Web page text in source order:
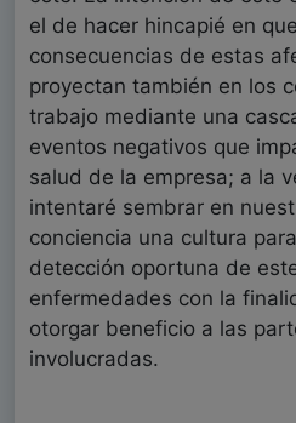
el de hacer hincapié en
consecuencias de estas
proyectan también en los
trabajo mediante una
eventos negativos que
salud de la empresa; a la
intentaré sembrar en
conciencia una cultura
detección oportuna de
enfermedades con la
otorgar beneficio a las
involucradas.